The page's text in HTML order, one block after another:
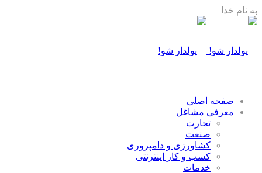
به نام خدا
صفحه اصلی
معرفی مشاغل
تجارت
صنعت
كشاورزی و دامپروری
كسب و كار اينترنتی
خدمات